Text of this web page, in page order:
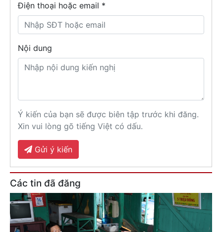
Điện thoại hoặc email *
Nội dung
Ý kiến của bạn sẽ được biên tập trước khi đăng.
Xin vui lòng gõ tiếng Việt có dấu.
Gửi ý kiến
Các tin đã đăng